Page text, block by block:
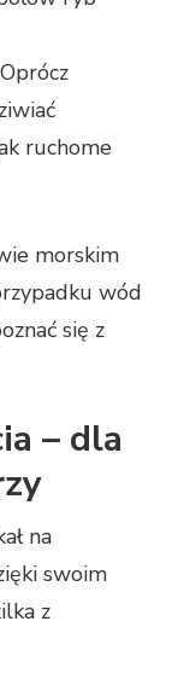
Oprócz
ruchome
morskim
wód
się z
– dla
na
swoim
z